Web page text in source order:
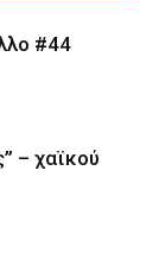
#44
– χαϊκού